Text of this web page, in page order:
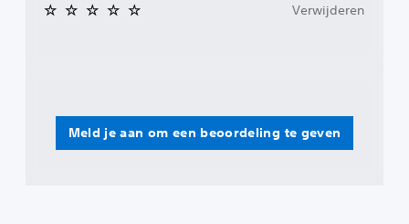
Meld je aan om een beoordeling te geven
Verwijderen